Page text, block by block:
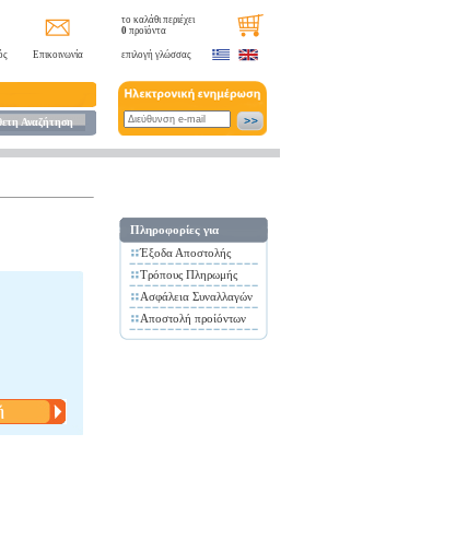
Επικοινωνία
Αναζήτηση
το καλάθι περιέχει
0 προϊόντα
επιλογή γλώσσας
Πληροφορίες για
Έξοδα Αποστολής
Τρόπους Πληρωμής
Ασφάλεια Συναλλαγών
Αποστολή προίόντων